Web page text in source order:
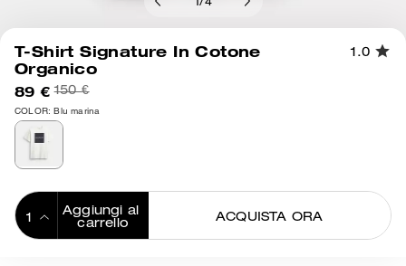
/4
T-Shirt Signature In Cotone
Organico
1.0
89 € 150 €
COLOR: Blu marina
Aggiungi al
carrello
ACQUISTA ORA